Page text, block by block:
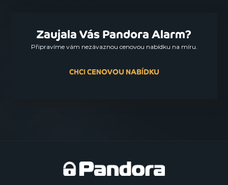
Zaujala Vás Pandora Alarm?
Připravíme vám nezávaznou cenovou nabídku na míru.
CHCI CENOVOU NABÍDKU